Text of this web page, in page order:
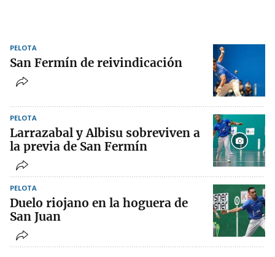
PELOTA
San Fermín de reivindicación
PELOTA
Larrazabal y Albisu sobreviven a
la previa de San Fermín
PELOTA
Duelo riojano en la hoguera de
San Juan